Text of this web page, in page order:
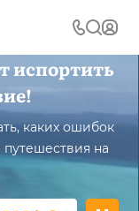
испортить
каких ошибок
на